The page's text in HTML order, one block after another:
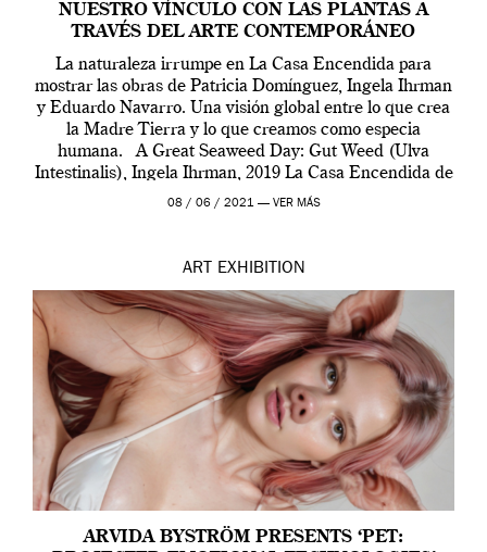
NUESTRO VÍNCULO CON LAS PLANTAS A
TRAVÉS DEL ARTE CONTEMPORÁNEO
La naturaleza irrumpe en La Casa Encendida para
mostrar las obras de Patricia Domínguez, Ingela Ihrman
y Eduardo Navarro. Una visión global entre lo que crea
la Madre Tierra y lo que creamos como especia
humana. A Great Seaweed Day: Gut Weed (Ulva
Intestinalis), Ingela Ihrman, 2019 La Casa Encendida de
Madrid y la Wellcome […]
08 / 06 / 2021 — VER MÁS
ART EXHIBITION
ARVIDA BYSTRÖM PRESENTS ‘PET: